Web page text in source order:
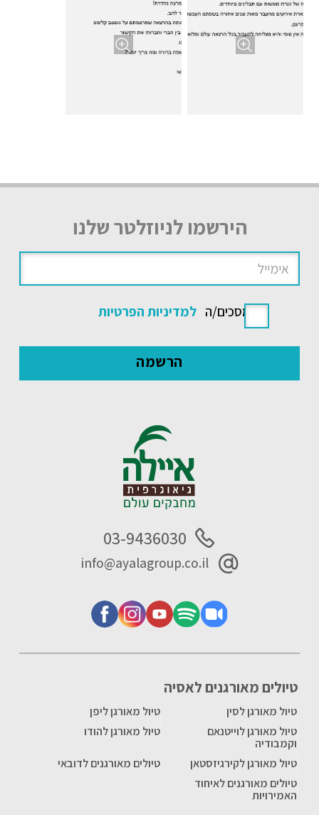
הירשמו לניוזלטר שלנו
אני מסכים/ה למדיניות הפרטיות
טיולים מאורגנים לאסיה
טיול מאורגן לסין
טיול מאורגן ליפן
טיול מאורגן לוייטנאם
וקמבודיה
טיול מאורגן להודו
טיול מאורגן לקירגיזסטאן
טיולים מאורגנים לדובאי
טיולים מאורגנים לאיחוד
האמירויות
03-9436030
info@ayalagroup.co.il